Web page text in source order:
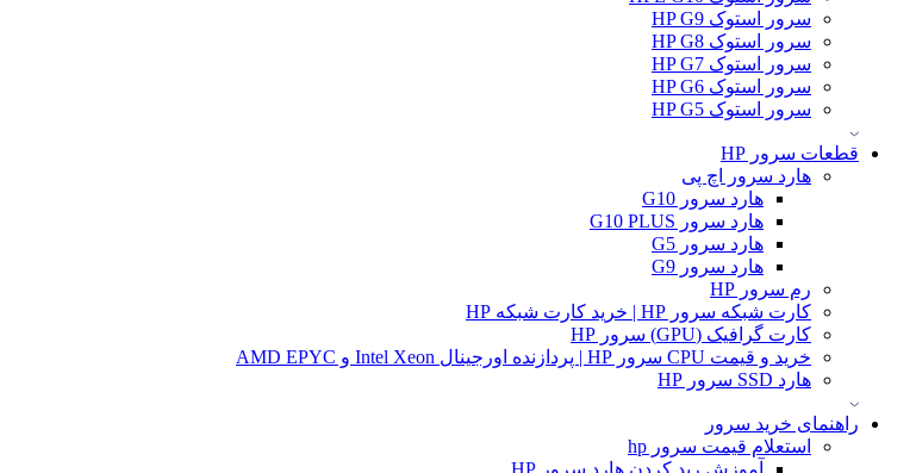
سرور استوک HP G9
سرور استوک HP G8
سرور استوک HP G7
سرور استوک HP G6
سرور استوک HP G5
قطعات سرور HP
هارد سرور اچ پی
هارد سرور G10
هارد سرور G10 PLUS
هارد سرور G5
هارد سرور G9
رم سرور HP
کارت شبکه سرور HP | خرید کارت شبکه HP
کارت گرافیک (GPU) سرور HP
خرید و قیمت CPU سرور HP | پردازنده اورجینال Intel Xeon و AMD EPYC
هارد SSD سرور HP
راهنمای خرید سرور
استعلام قیمت سرور hp
آموزش ريد كردن هارد سرور HP